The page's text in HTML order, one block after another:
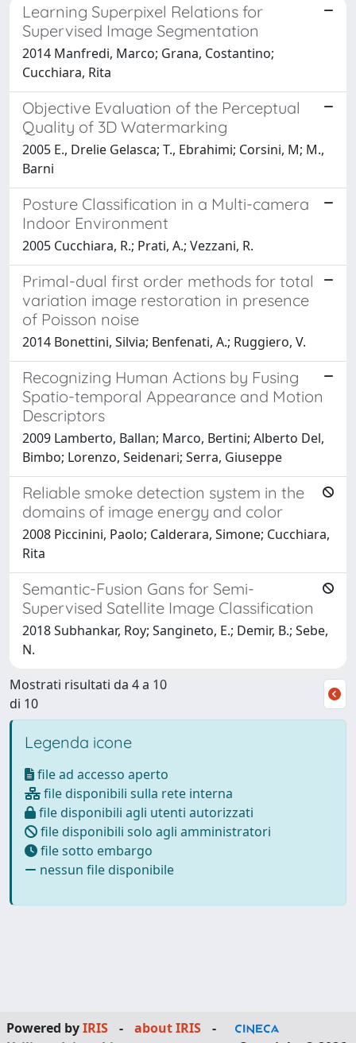
Learning Superpixel Relations for
Supervised Image Segmentation
2014 Manfredi, Marco; Grana, Costantino;
Cucchiara, Rita
Objective Evaluation of the Perceptual
Quality of 3D Watermarking
2005 E., Drelie Gelasca; T., Ebrahimi; Corsini, M; M.,
Barni
Posture Classification in a Multi-camera
Indoor Environment
2005 Cucchiara, R.; Prati, A.; Vezzani, R.
Primal-dual first order methods for total
variation image restoration in presence
of Poisson noise
2014 Bonettini, Silvia; Benfenati, A.; Ruggiero, V.
Recognizing Human Actions by Fusing
Spatio-temporal Appearance and Motion
Descriptors
2009 Lamberto, Ballan; Marco, Bertini; Alberto Del,
Bimbo; Lorenzo, Seidenari; Serra, Giuseppe
Reliable smoke detection system in the
domains of image energy and color
2008 Piccinini, Paolo; Calderara, Simone; Cucchiara,
Rita
Semantic-Fusion Gans for Semi-
Supervised Satellite Image Classification
2018 Subhankar, Roy; Sangineto, E.; Demir, B.; Sebe,
N.
Mostrati risultati da 4 a 10
di 10
Legenda icone
file ad accesso aperto
file disponibili sulla rete interna
file disponibili agli utenti autorizzati
file disponibili solo agli amministratori
file sotto embargo
nessun file disponibile
Powered byIRIS - about IRIS
-